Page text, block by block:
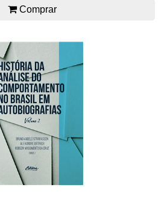
Comprar